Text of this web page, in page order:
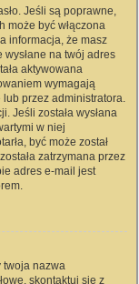
Jeśli są poprawne,
może być włączona
informacja, że masz
na twój adres
aktywowana
wymagają
przez administratora.
Jeśli została wysłana
w niej
być może został
zatrzymana przez
adres e-mail jest
twoja nazwa
skontaktuj się z